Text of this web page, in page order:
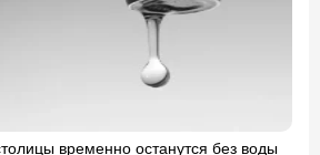
временно останутся без воды